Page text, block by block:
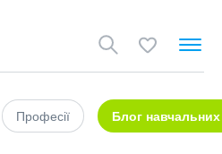
Професії Блог навчальних